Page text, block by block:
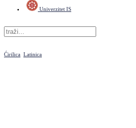
Univerzitet IS
Ćirilica Latinica